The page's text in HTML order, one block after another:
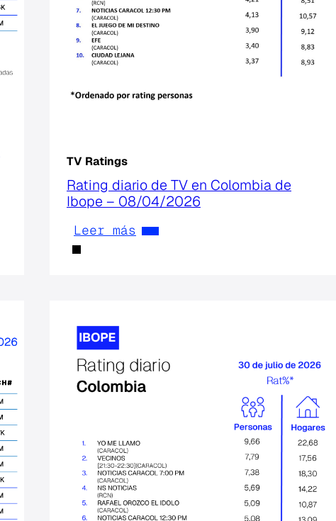
TV Ratings
Rating diario de TV en Colombia de
Ibope – 08/04/2026
Leer más